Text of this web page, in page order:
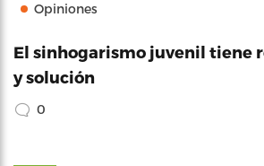
Opiniones
El sinhogarismo juvenil tiene
y solución
0